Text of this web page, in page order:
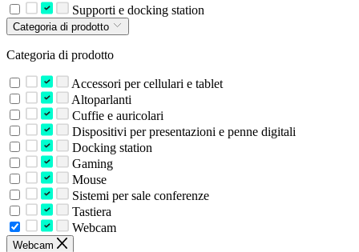
Supporti e docking station
Categoria di prodotto
Categoria di prodotto
Accessori per cellulari e tablet
Altoparlanti
Cuffie e auricolari
Dispositivi per presentazioni e penne digitali
Docking station
Gaming
Mouse
Sistemi per sale conferenze
Tastiera
Webcam
Webcam